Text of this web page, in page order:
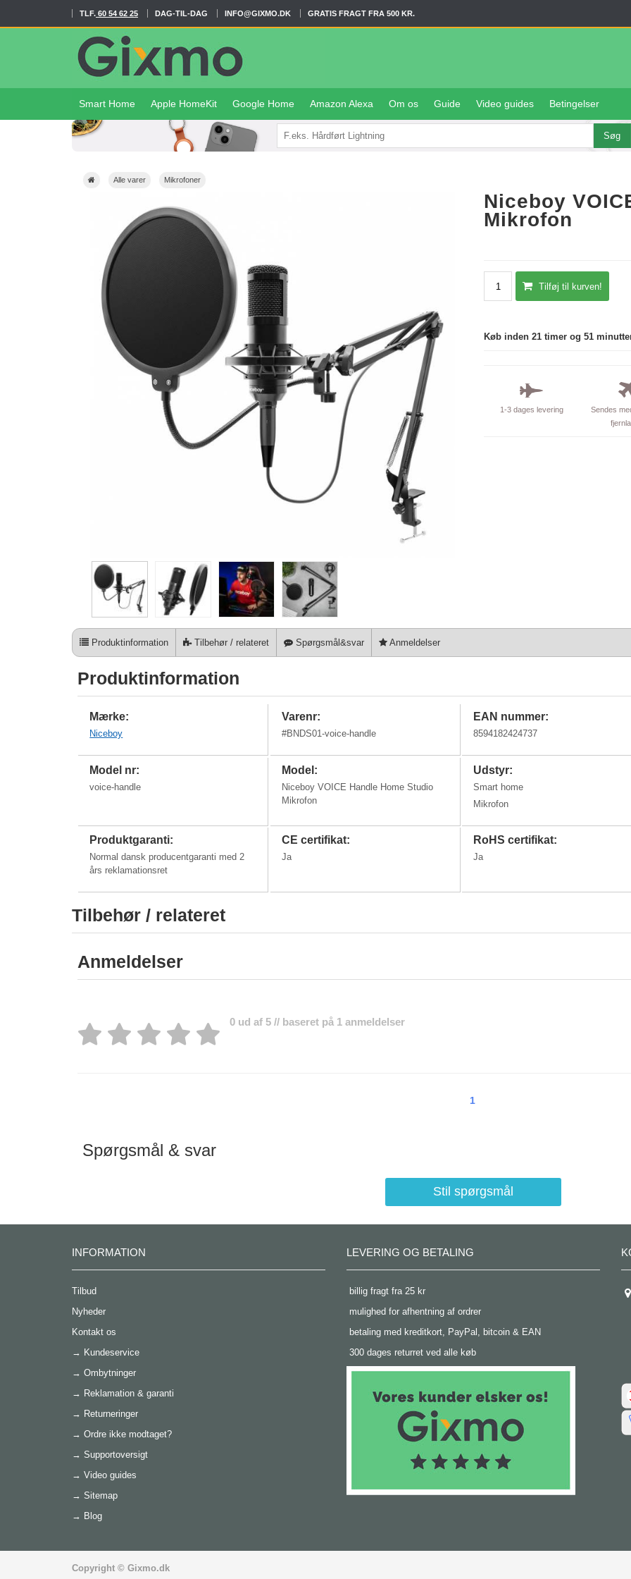
TLF. 60 54 62 25 DAG-TIL-DAG INFO@GIXMO.DK GRATIS FRAGT FRA 500 KR.
Smart Home Apple HomeKit Google Home Amazon Alexa Om os Guide Video guides Betingelser
Alle varer Mikrofoner
Niceboy
Mikrofon
Tilføj til kurven!
Køb inden 21 timer og 51
1-3 dages levering
Sendes
Produktinformation Tilbehør / relateret Spørgsmål&svar Anmeldelser
Produktinformation
Mærke:
Niceboy
Varenr:
#BNDS01-voice-handle
EAN nummer:
8594182424737
Model nr:
voice-handle
Model:
Niceboy VOICE Handle Home Studio
Mikrofon
Udstyr:
Smart home
Mikrofon
Produktgaranti:
Normal dansk producentgaranti med 2
års reklamationsret
CE certifikat:
Ja
RoHS certifikat:
Ja
Tilbehør / relateret
Anmeldelser
0 ud af 5 // baseret på 1 anmeldelser
1
Spørgsmål & svar
Stil spørgsmål
INFORMATION
Tilbud
Nyheder
Kontakt os
→ Kundeservice
→ Ombytninger
→ Reklamation & garanti
→ Returneringer
→ Ordre ikke modtaget?
→ Supportoversigt
→ Video guides
→ Sitemap
→ Blog
LEVERING OG BETALING
 billig fragt fra 25 kr
 mulighed for afhentning af ordrer
 betaling med kreditkort, PayPal, bitcoin & EAN
 300 dages returret ved alle køb
Copyright © Gixmo.dk